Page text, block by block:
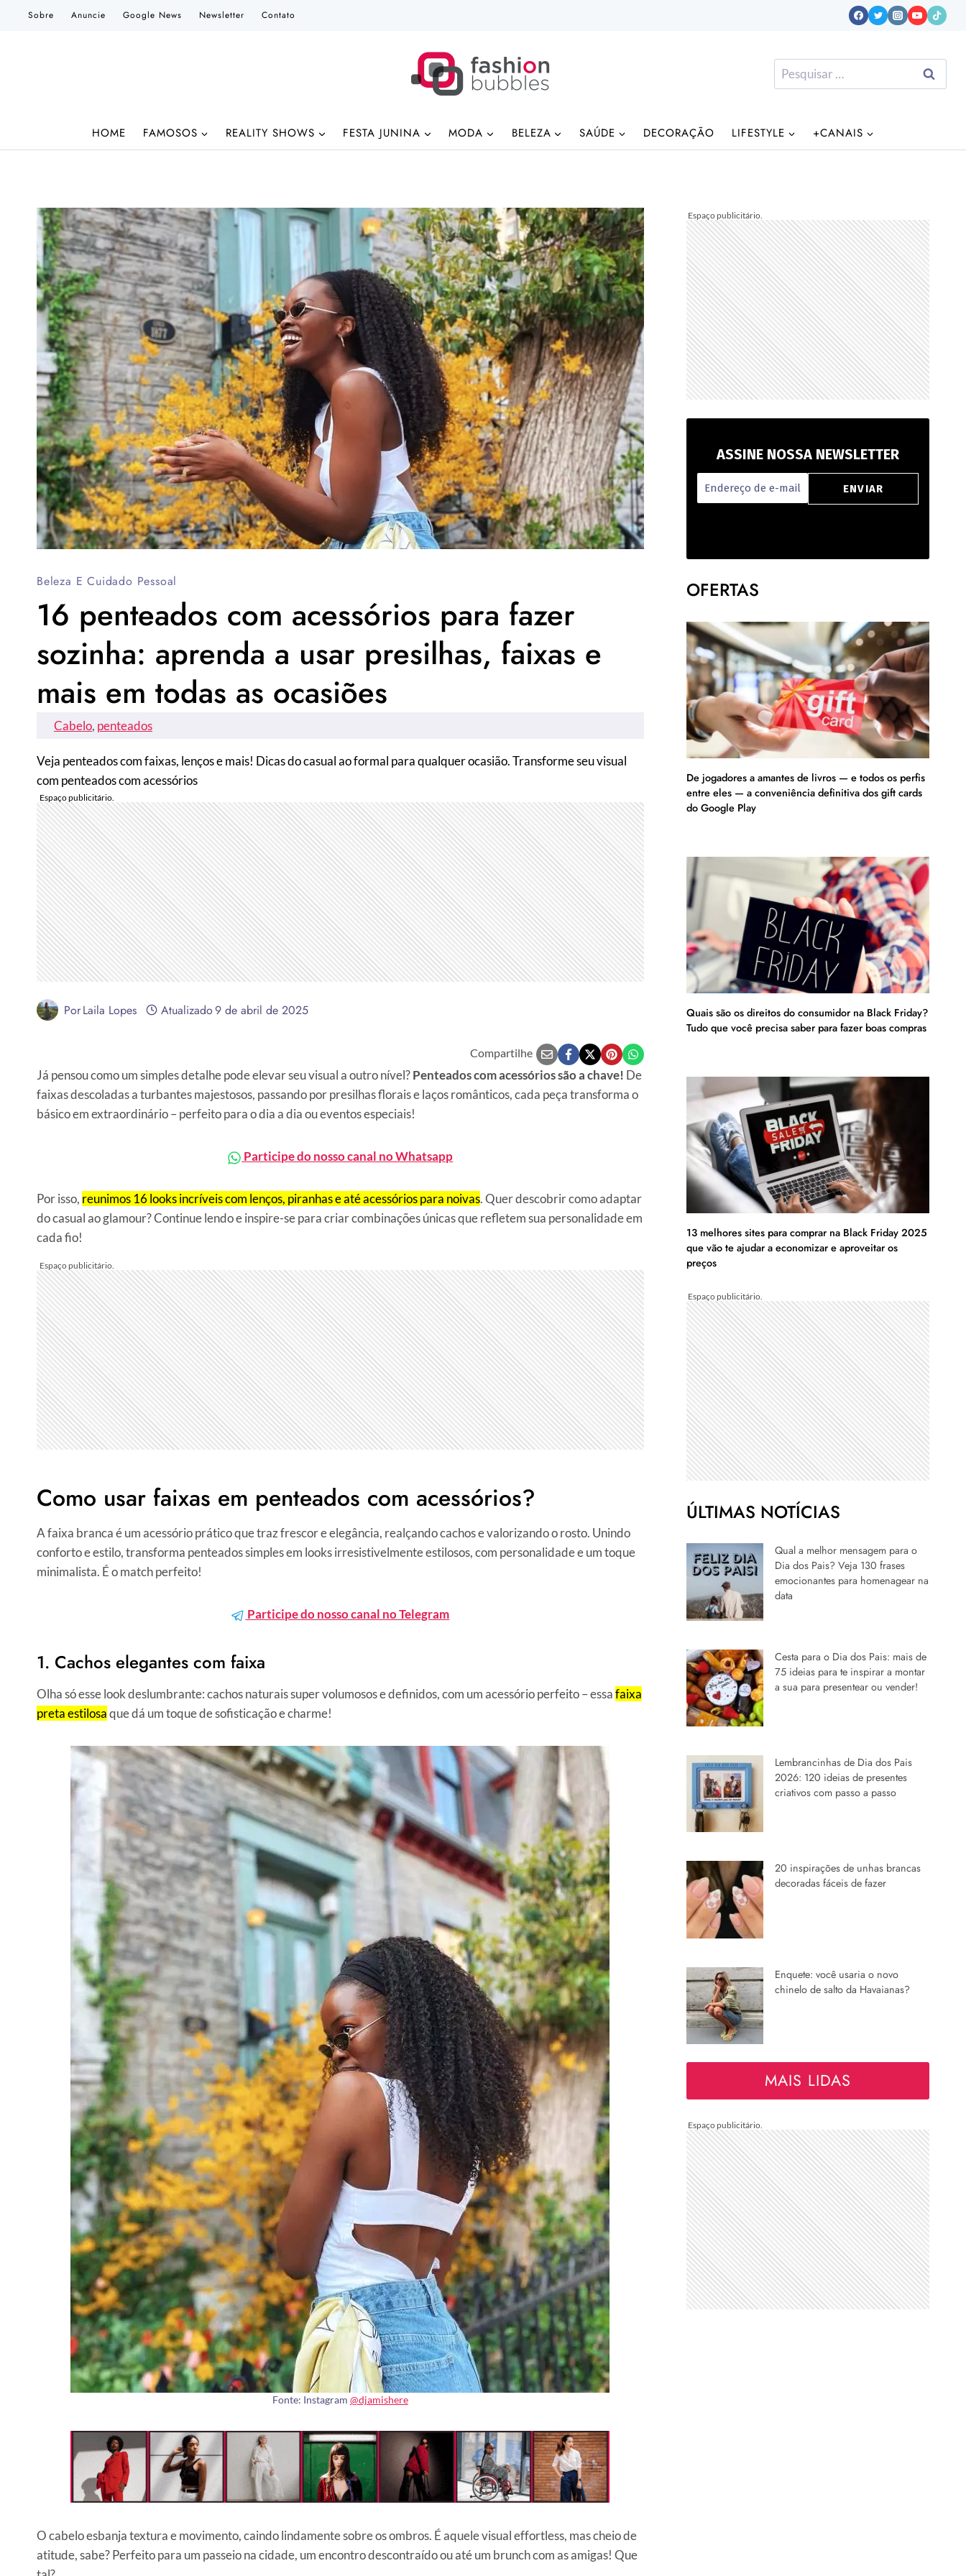
Sobre Anuncie Google News Newsletter Contato
Pesquisar
por:
HOME FAMOSOS REALITY SHOWS FESTA JUNINA MODA BELEZA SAÚDE DECORAÇÃO LIFESTYLE +CANAIS
Beleza E Cuidado Pessoal
16 penteados com acessórios para fazer
sozinha: aprenda a usar presilhas, faixas e
mais em todas as ocasiões
Cabelo, penteados
Veja penteados com faixas, lenços e mais! Dicas do casual ao formal para qualquer ocasião. Transforme seu visual
com penteados com acessórios
PorLaila Lopes Atualizado9 de abril de 2025
Compartilhe
Já pensou como um simples detalhe pode elevar seu visual a outro nível?Penteados com acessórios são a chave! De
faixas descoladas a turbantes majestosos, passando por presilhas florais e laços românticos, cada peça transforma o
básico em extraordinário – perfeito para o dia a dia ou eventos especiais!
Participe do nosso canal no Whatsapp
Por isso, reunimos 16 looks incríveis com lenços, piranhas e até acessórios para noivas. Quer descobrir como adaptar
do casual ao glamour? Continue lendo e inspire-se para criar combinações únicas que refletem sua personalidade em
cada fio!
Como usar faixas em penteados com acessórios?
A faixa branca é um acessório prático que traz frescor e elegância, realçando cachos e valorizando o rosto. Unindo
conforto e estilo, transforma penteados simples em looks irresistivelmente estilosos, com personalidade e um toque
minimalista. É o match perfeito!
Participe do nosso canal no Telegram
1. Cachos elegantes com faixa
Olha só esse look deslumbrante: cachos naturais super volumosos e definidos, com um acessório perfeito – essafaixa
preta estilosaque dá um toque de sofisticação e charme!
Fonte: Instagram @djamishere
O cabelo esbanja textura e movimento, caindo lindamente sobre os ombros. É aquele visual effortless, mas cheio de
atitude, sabe? Perfeito para um passeio na cidade, um encontro descontraído ou até um brunch com as amigas! Que
ASSINE NOSSA NEWSLETTER
OFERTAS
De jogadores a amantes de livros — e todos os perfis
entre eles — a conveniência definitiva dos gift cards
do Google Play
Quais são os direitos do consumidor na Black Friday?
Tudo que você precisa saber para fazer boas compras
13 melhores sites para comprar na Black Friday 2025
que vão te ajudar a economizar e aproveitar os
preços
ÚLTIMAS NOTÍCIAS
Qual a melhor mensagem para o
Dia dos Pais? Veja 130 frases
emocionantes para homenagear na
data
Cesta para o Dia dos Pais: mais de
75 ideias para te inspirar a montar
a sua para presentear ou vender!
Lembrancinhas de Dia dos Pais
2026: 120 ideias de presentes
criativos com passo a passo
20 inspirações de unhas brancas
decoradas fáceis de fazer
Enquete: você usaria o novo
chinelo de salto da Havaianas?
MAIS LIDAS